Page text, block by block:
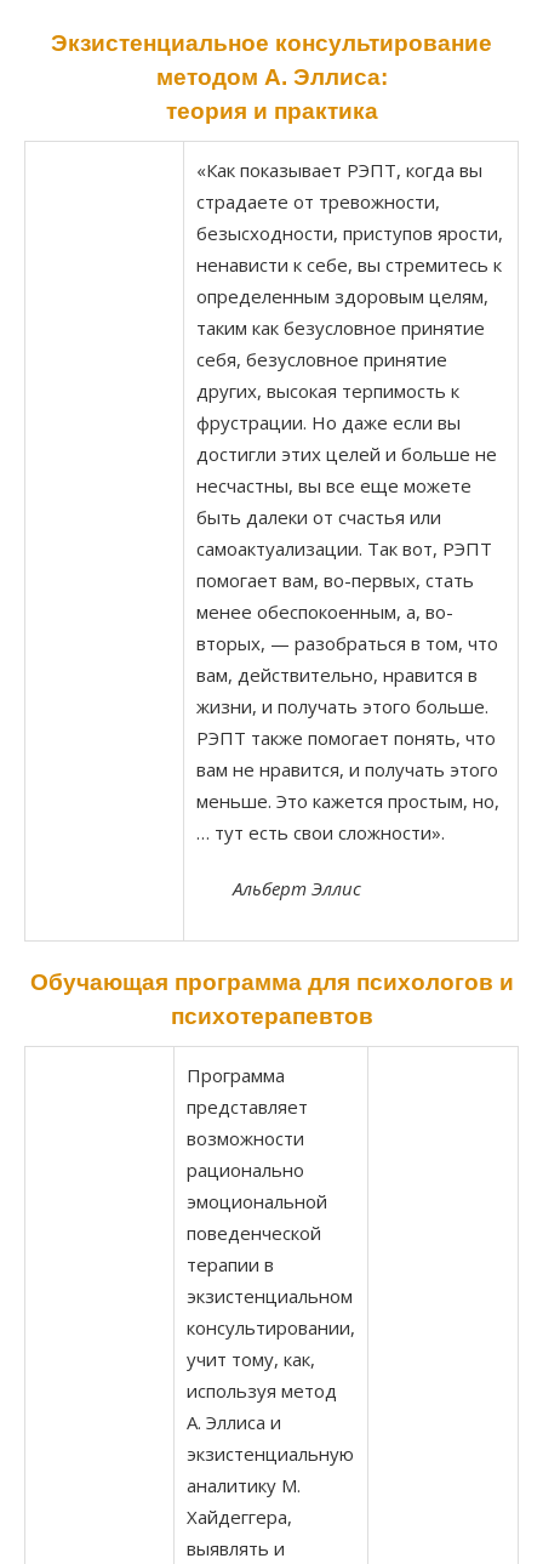
Экзистенциальное консультирование
методом А. Эллиса:
теория и практика
«Как показывает РЭПТ, когда вы
страдаете от тревожности,
безысходности, приступов ярости,
ненависти к себе, вы стремитесь к
определенным здоровым целям,
таким как безусловное принятие
себя, безусловное принятие
других, высокая терпимость к
фрустрации. Но даже если вы
достигли этих целей и больше не
несчастны, вы все еще можете
быть далеки от счастья или
самоактуализации. Так вот, РЭПТ
помогает вам, во-первых, стать
менее обеспокоенным, а, во-
вторых, — разобраться в том, что
вам, действительно, нравится в
жизни, и получать этого больше.
РЭПТ также помогает понять, что
вам не нравится, и получать этого
меньше. Это кажется простым, но,
… тут есть свои сложности».
Альберт Эллис
Обучающая программа для психологов и
психотерапевтов
Программа
представляет
возможности
рационально
эмоциональной
поведенческой
терапии в
экзистенциальном
консультировании,
учит тому, как,
используя метод
А. Эллиса и
экзистенциальную
аналитику М.
Хайдеггера,
выявлять и